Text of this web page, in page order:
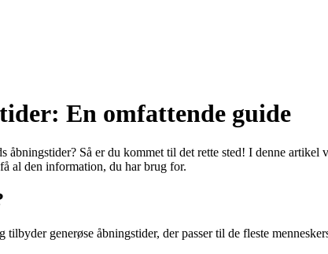
En omfattende guide
åbningstider? Så er du kommet til det rette sted! I denne
al den information, du har brug for.
generøse åbningstider, der passer til de fleste